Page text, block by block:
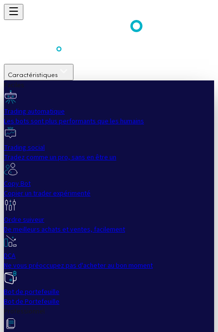
Caractéristiques
Faciles
Trading automatique
Les bots sont plus performants que les humains
Trading social
Tradez comme un pro, sans en être un
Copy Bot
Copier un trader expérimenté
Ordre suiveur
De meilleurs achats et ventes, facilement
DCA
Ne vous préoccupez pas d'acheter au bon moment
Bot de portefeuille
Bot de Portefeuille
Professionnel